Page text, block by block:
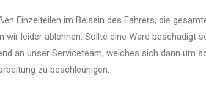
Einzelteilen im Beisein des Fahrers, die
leider ablehnen. Sollte eine Ware beschädigt
an unser Serviceteam, welches sich dann um
zu beschleunigen.